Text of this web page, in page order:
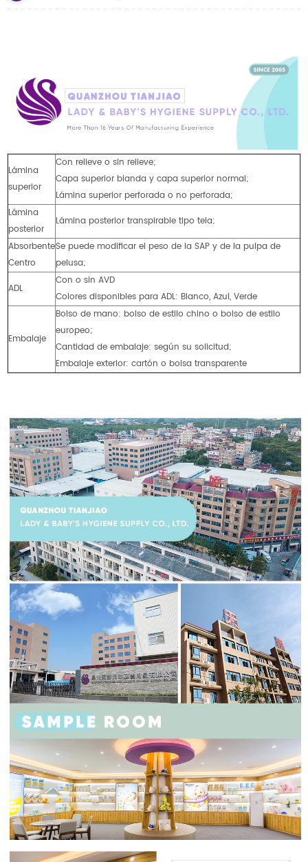
Lámina
superior
Con relieve o sin relieve;
Capa superior blanda y capa superior normal;
Lámina superior perforada o no perforada;
Lámina
posterior
Lámina posterior transpirable tipo tela;
Absorbente
Centro
Se puede modificar el peso de la SAP y de la pulpa de
pelusa;
ADL
Con o sin AVD
Colores disponibles para ADL: Blanco, Azul, Verde
Embalaje
Bolso de mano: bolso de estilo chino o bolso de estilo
europeo;
Cantidad de embalaje: según su solicitud;
Embalaje exterior: cartón o bolsa transparente